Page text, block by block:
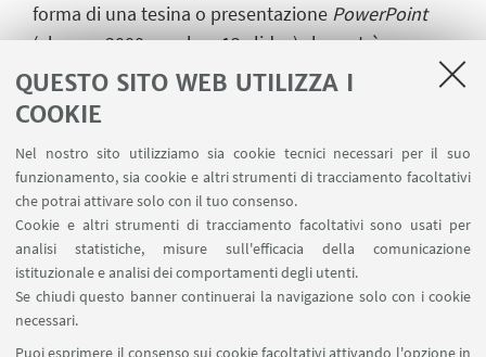
QUESTO SITO WEB UTILIZZA I
COOKIE
Nel nostro sito utilizziamo sia cookie tecnici necessari per il suo
funzionamento, sia cookie e altri strumenti di tracciamento facoltativi
che potrai attivare solo con il tuo consenso.
Cookie e altri strumenti di tracciamento facoltativi sono usati per
analisi statistiche, misure sull'efficacia della comunicazione
istituzionale e analisi dei comportamenti degli utenti.
Se chiudi questo banner continuerai la navigazione solo con i cookie
necessari.
Puoi esprimere il consenso sui cookie facoltativi attivando l'opzione in
forma di una tesina o presentazione PowerPoint
(almeno 3000 parole o 12 slides) che potrà essere
individuale o di gruppo purché sia chiaramente
identificabile il contributo del singolo, da
concordare con uno dei docenti, in accordo con il
docente titolare del corso. La prova d’esame si
dovrà sostenere nella stessa lingua
d’insegnamento del corso.
Orario di ricevimento
Consulta il sito web diSamuele Sanna